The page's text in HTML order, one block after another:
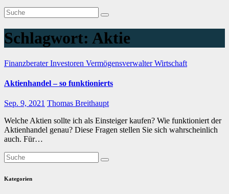
Schlagwort: Aktie
FinanzberaterInvestoren VermögensverwalterWirtschaft
Aktienhandel – so funktionierts
Sep. 9, 2021 Thomas Breithaupt
Welche Aktien sollte ich als Einsteiger kaufen? Wie funktioniert der
Aktienhandel genau? Diese Fragen stellen Sie sich wahrscheinlich
auch. Für…
Kategorien